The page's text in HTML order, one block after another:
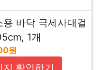
바닥 극세사대걸
1개
원
확인하기